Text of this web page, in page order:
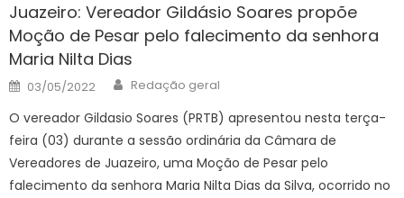
Juazeiro: Vereador Gildásio Soares propõe
Moção de Pesar pelo falecimento da senhora
Maria Nilta Dias
Posted
on
03/05/2022 Author
Redação geral
O vereador Gildasio Soares (PRTB) apresentou nesta terça-
feira (03) durante a sessão ordinária da Câmara de
Vereadores de Juazeiro, uma Moção de Pesar pelo
falecimento da senhora Maria Nilta Dias da Silva, ocorrido no